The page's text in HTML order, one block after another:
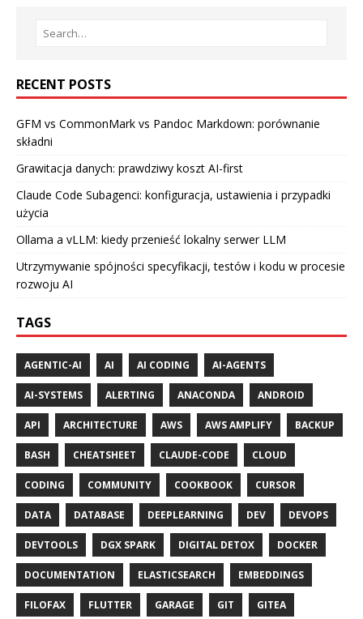
RECENT POSTS
GFM vs CommonMark vs Pandoc Markdown: porównanie
składni
Grawitacja danych: prawdziwy koszt AI-first
Claude Code Subagenci: konfiguracja, ustawienia i przypadki
użycia
Ollama a vLLM: kiedy przenieść lokalny serwer LLM
Utrzymywanie spójności specyfikacji, testów i kodu w procesie
rozwoju AI
TAGS
AGENTIC-AI AI AI CODING AI-AGENTS
AI-SYSTEMS ALERTING ANACONDA ANDROID
API ARCHITECTURE AWS AWS AMPLIFY BACKUP
BASH CHEATSHEET CLAUDE-CODE CLOUD
CODING COMMUNITY COOKBOOK CURSOR
DATA DATABASE DEEPLEARNING DEV DEVOPS
DEVTOOLS DGX SPARK DIGITAL DETOX DOCKER
DOCUMENTATION ELASTICSEARCH EMBEDDINGS
FILOFAX FLUTTER GARAGE GIT GITEA